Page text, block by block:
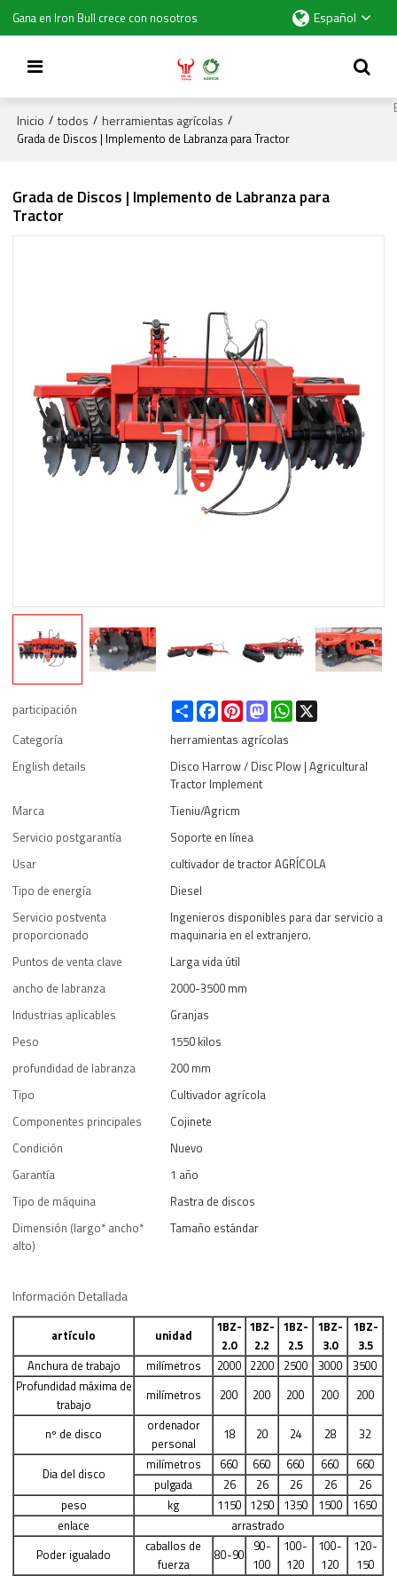
Gana en Iron Bull crece con nosotros Español
Inicio / todos / herramientas agrícolas /
Grada de Discos | Implemento de Labranza para Tractor
Grada de Discos | Implemento de Labranza para
Tractor
participación ShareFacebookPinterestMastodonWhatsApp
Categoría
herramientas agrícolas
English details
Disco Harrow / Disc Plow | Agricultural
Tractor Implement
Marca
Tieniu/Agricm
Servicio postgarantía
Soporte en línea
Usar
cultivador de tractor AGRÍCOLA
Tipo de energía
Diesel
Servicio postventa
proporcionado
Ingenieros disponibles para dar servicio a
maquinaria en el extranjero.
Puntos de venta clave
Larga vida útil
ancho de labranza
2000-3500 mm
Industrias aplicables
Granjas
Peso
1550 kilos
profundidad de labranza
200 mm
Tipo
Cultivador agrícola
Componentes principales
Cojinete
Condición
Nuevo
Garantía
1 año
Tipo de máquina
Rastra de discos
Dimensión (largo* ancho*
alto)
Tamaño estándar
Información Detallada
artículo unidad
1BZ-
2.0
1BZ-
2.2
1BZ-
2.5
1BZ-
3.0
1BZ-
3.5
Anchura de trabajo
milímetros 2000 2200 2500 3000
3500
Profundidad máxima de
trabajo
milímetros 200 200 200 200 200
nº de disco
ordenador
personal
18 20 24 28 32
Dia del disco
milímetros 660 660 660 660
660
pulgada
26 26 26 26
26
peso
kg 1150 1250 1350 1500
1650
enlace
arrastrado
Poder igualado
caballos de
fuerza
80-90 90-
100
100-
120
100-
120
120-
150